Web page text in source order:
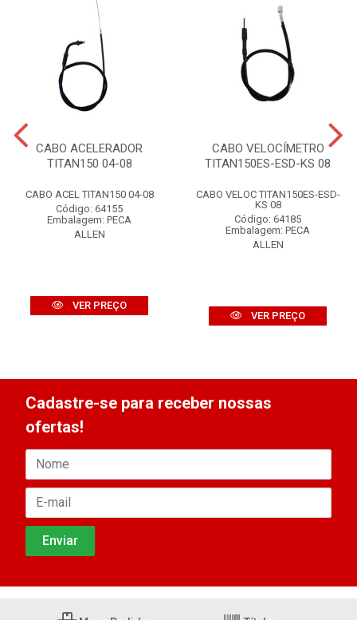
CABO ACELERADOR
TITAN150 04-08
CABO ACEL TITAN150 04-08
Código: 64155
Embalagem: PECA
ALLEN
VER PREÇO
CABO VELOCÍMETRO
TITAN150ES-ESD-KS 08
CABO VELOC TITAN150ES-ESD-
KS 08
Código: 64185
Embalagem: PECA
ALLEN
VER PREÇO
Cadastre-se para receber nossas
ofertas!